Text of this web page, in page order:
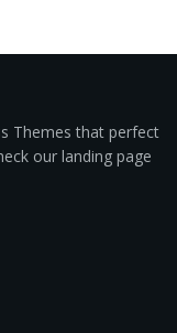
Themes that perfect
our landing page